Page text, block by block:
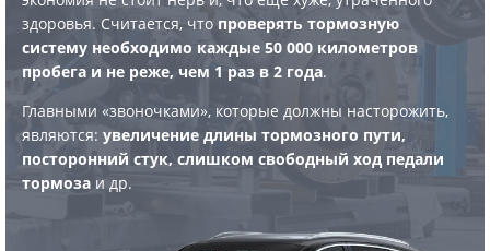
здоровья. Считается, что проверять тормозную
систему необходимо каждые 50 000 километров
пробега и не реже, чем 1 раз в 2 года.
Главными «звоночками», которые должны насторожить,
являются: увеличение длины тормозного пути,
посторонний стук, слишком свободный ход педали
тормоза и др.